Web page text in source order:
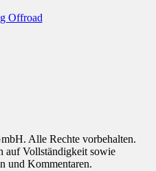
Alle Rechte vorbehalten.
auf Vollständigkeit sowie
und Kommentaren.